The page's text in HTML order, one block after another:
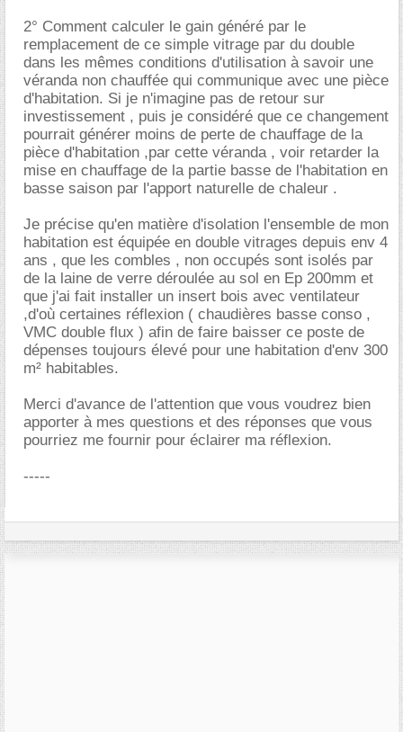
2° Comment calculer le gain généré par le
remplacement de ce simple vitrage par du double
dans les mêmes conditions d'utilisation à savoir une
véranda non chauffée qui communique avec une pièce
d'habitation. Si je n'imagine pas de retour sur
investissement , puis je considéré que ce changement
pourrait générer moins de perte de chauffage de la
pièce d'habitation ,par cette véranda , voir retarder la
mise en chauffage de la partie basse de l'habitation en
basse saison par l'apport naturelle de chaleur .
Je précise qu'en matière d'isolation l'ensemble de mon
habitation est équipée en double vitrages depuis env 4
ans , que les combles , non occupés sont isolés par
de la laine de verre déroulée au sol en Ep 200mm et
que j'ai fait installer un insert bois avec ventilateur
,d'où certaines réflexion ( chaudières basse conso ,
VMC double flux ) afin de faire baisser ce poste de
dépenses toujours élevé pour une habitation d'env 300
m² habitables.
Merci d'avance de l'attention que vous voudrez bien
apporter à mes questions et des réponses que vous
pourriez me fournir pour éclairer ma réflexion.
-----